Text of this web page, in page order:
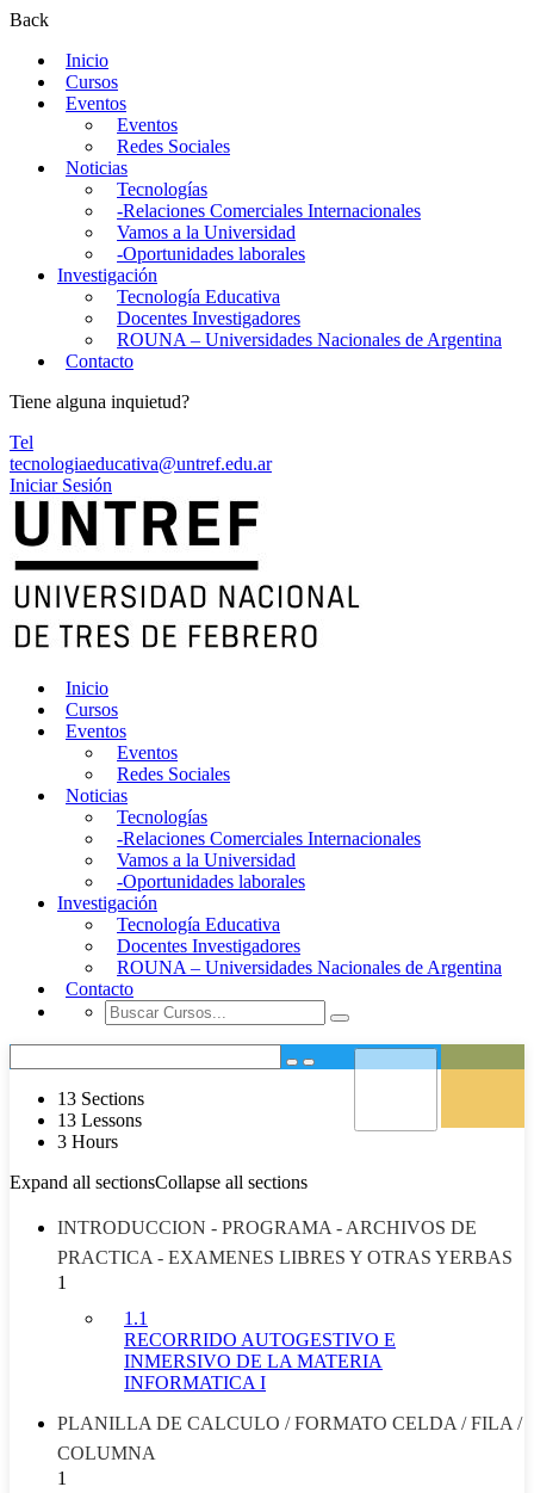
Back
Inicio
Cursos
Eventos
Eventos
Redes Sociales
Noticias
Tecnologías
-Relaciones Comerciales Internacionales
Vamos a la Universidad
-Oportunidades laborales
Investigación
Tecnología Educativa
Docentes Investigadores
ROUNA – Universidades Nacionales de Argentina
Contacto
Tiene alguna inquietud?
Tel
tecnologiaeducativa@untref.edu.ar
Iniciar Sesión
Inicio
Cursos
Eventos
Eventos
Redes Sociales
Noticias
Tecnologías
-Relaciones Comerciales Internacionales
Vamos a la Universidad
-Oportunidades laborales
Investigación
Tecnología Educativa
Docentes Investigadores
ROUNA – Universidades Nacionales de Argentina
Contacto
13 Sections
13 Lessons
3 Hours
Expand all sectionsCollapse all sections
INTRODUCCION - PROGRAMA - ARCHIVOS DE
PRACTICA - EXAMENES LIBRES Y OTRAS YERBAS
1
1.1
RECORRIDO AUTOGESTIVO E
INMERSIVO DE LA MATERIA
INFORMATICA I
PLANILLA DE CALCULO / FORMATO CELDA / FILA /
COLUMNA
1